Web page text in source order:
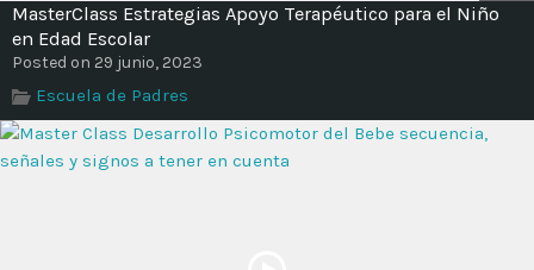
MasterClass Estrategias Apoyo Terapéutico para el Niño
en Edad Escolar
Posted on 29 junio, 2023
Escuela de Padres